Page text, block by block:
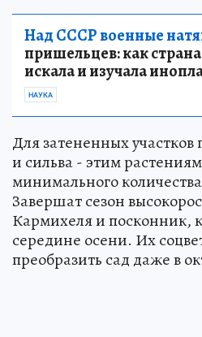
Над СССР военные
пришельцев: как страна
искала и изучала
НАУКА
Для затененных участков
и сильва - этим
минимального
Завершат сезон
Кармихеля и посконник,
середине осени. Их
преобразить сад даже в